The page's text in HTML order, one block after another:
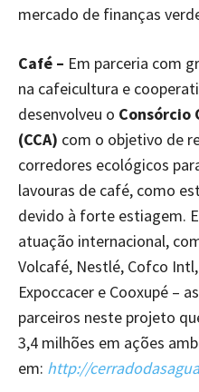
mercado de finanças
Café – Em parceria com
na cafeicultura e
desenvolveu o Consórcio
(CCA) com o objetivo de
corredores ecológicos
lavouras de café, como
devido à forte estiagem.
atuação internacional,
Volcafé, Nestlé, Cofco
Expoccacer e Cooxupé –
parceiros neste projeto
3,4 milhões em ações
em: http://